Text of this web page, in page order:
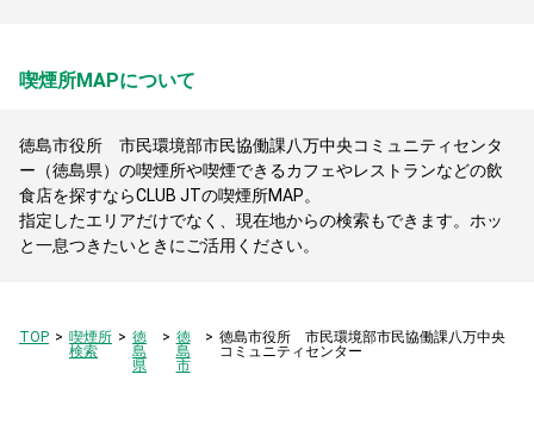
喫煙所MAPについて
徳島市役所 市民環境部市民協働課八万中央コミュニティセンタ
ー（徳島県）の喫煙所や喫煙できるカフェやレストランなどの飲
食店を探すならCLUB JTの喫煙所MAP。
指定したエリアだけでなく、現在地からの検索もできます。ホッ
と一息つきたいときにご活用ください。
TOP
喫煙所
検索
徳
島
県
徳
島
市
徳島市役所 市民環境部市民協働課八万中央
コミュニティセンター